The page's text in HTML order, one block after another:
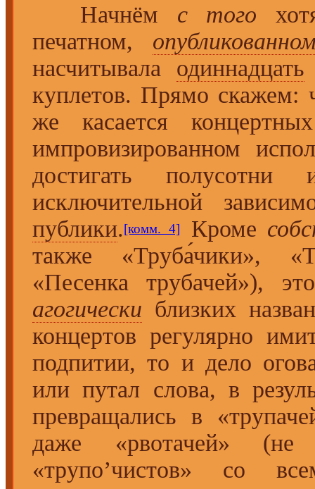
Начнём с того
печатном,
насчитывала одиннадцать
куплетов. Прямо скажем:
же касается
импровизированном
достигать
исключительной
публики.[комм. 4] Кроме
также «Труба́чики»,
«Песенка трубачей»),
агогически близких
концертов регулярно
подпитии, то и дело
или путал слова, в
превращались в
даже «рвотачей» (не
«трупо’чистов» со